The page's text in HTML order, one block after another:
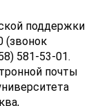
поддержки
(звонок
581-53-01.
почты